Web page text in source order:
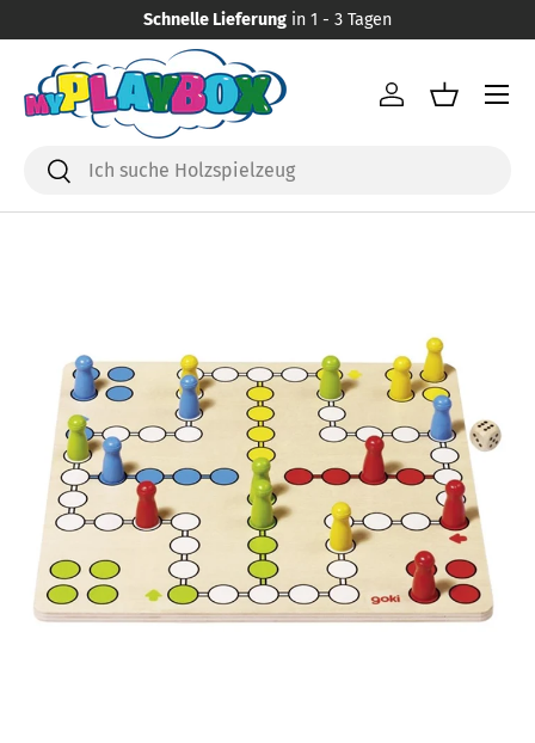
Direkt zum Inhalt
Schnelle Lieferung in 1 - 3 Tagen
Suchen
Suchen
Einloggen
Menü